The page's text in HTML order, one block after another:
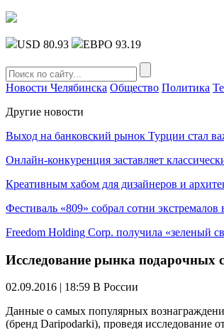
USD 80.93 ЕВРО 93.19
Новости Челябинска Общество Политика
Другие новости
Выход на банковский рынок Турции стал
Онлайн-конкуренция заставляет
Креативным хабом для дизайнеров и
Фестиваль «809» собрал сотни экстремалов
Freedom Holding Corp. получила «зеленый
Исследование рынка подарочных
02.09.2016 | 18:59 В России
Данные о самых популярных
(бренд Daripodarki), проведя исследование